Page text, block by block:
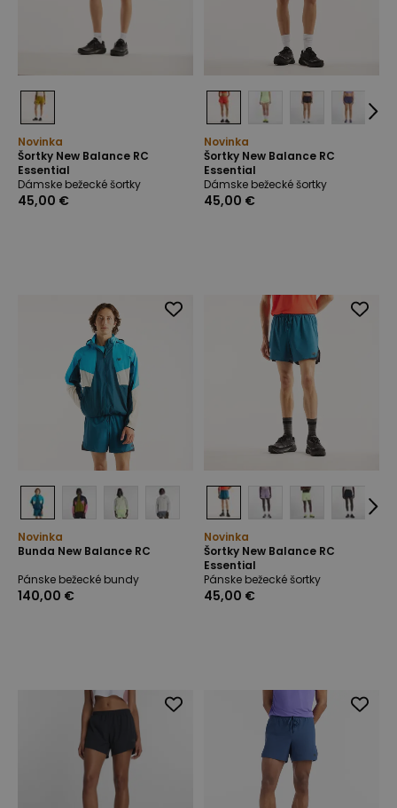
Novinka
Šortky New Balance RC
Essential
Dámske bežecké šortky
45,00 €
Novinka
Šortky New Balance RC
Essential
Dámske bežecké šortky
45,00 €
Novinka
Bunda New Balance RC
Pánske bežecké bundy
140,00 €
Novinka
Šortky New Balance RC
Essential
Pánske bežecké šortky
45,00 €